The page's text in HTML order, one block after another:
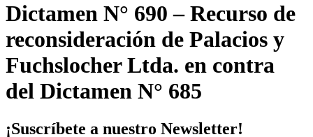
Dictamen N° 690 – Recurso de
reconsideración de Palacios y
Fuchslocher Ltda. en contra
del Dictamen N° 685
¡Suscríbete a nuestro Newsletter!